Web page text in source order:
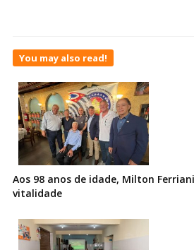
You may also read!
Aos 98 anos de idade, Milton
vitalidade